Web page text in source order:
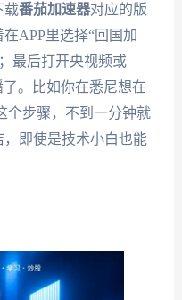
载番茄加速器对应的版
APP里选择“回国加
最后打开央视频或
。比如你在悉尼想在
个步骤，不到一分钟就
即使是技术小白也能